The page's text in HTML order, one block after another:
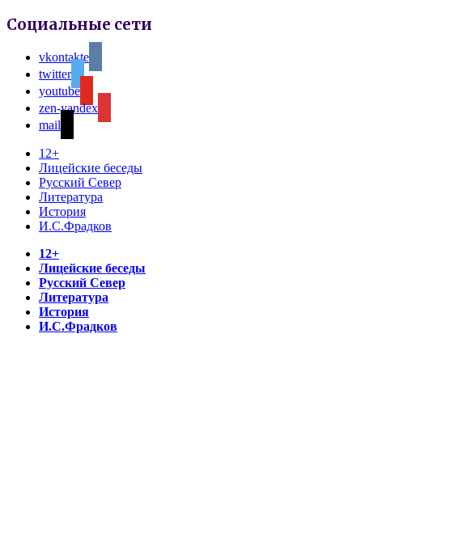
Социальные сети
vkontakte
twitter
youtube
zen-yandex
mail
12+
Лицейские беседы
Русский Север
Литература
История
И.С.Фрадков
12+
Лицейские беседы
Русский Север
Литература
История
И.С.Фрадков